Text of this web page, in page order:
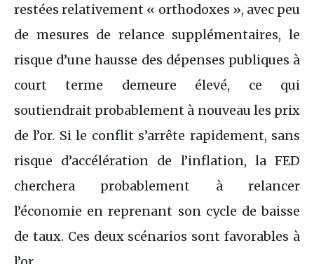
restées relativement « orthodoxes », avec peu
de mesures de relance supplémentaires, le
risque d’une hausse des dépenses publiques à
court terme demeure élevé, ce qui
soutiendrait probablement à nouveau les prix
de l’or. Si le conflit s’arrête rapidement, sans
risque d’accélération de l’inflation, la FED
cherchera probablement à relancer
l’économie en reprenant son cycle de baisse
de taux. Ces deux scénarios sont favorables à